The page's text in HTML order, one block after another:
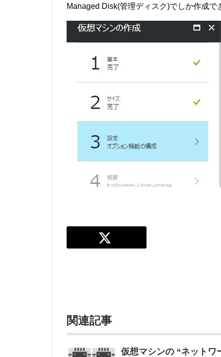
Managed Disk(管理ディスク)でしか作成で
関連記事
仮想マシンの “ネットワ